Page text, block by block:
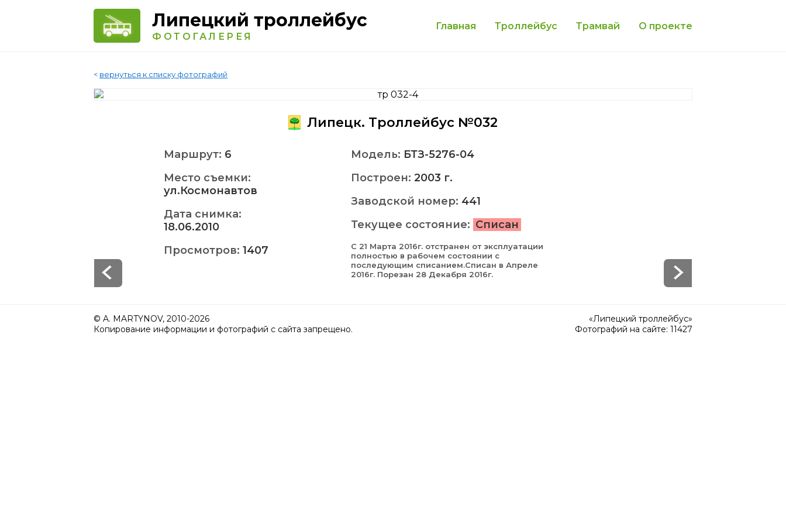
Липецкий троллейбус
ФОТОГАЛЕРЕЯ
Главная Троллейбус Трамвай О проекте
< вернуться к списку фотографий
Липецк. Троллейбус №032
Маршрут: 6
Место съемки:
ул.Космонавтов
Дата снимка:
18.06.2010
Просмотров: 1407
Модель: БТЗ-5276-04
Построен: 2003 г.
Заводской номер: 441
Текущее состояние: Списан
С 21 Марта 2016г. отстранен от эксплуатации
полностью в рабочем состоянии с
последующим списанием.Списан в Апреле
2016г. Порезан 28 Декабря 2016г.
© A. MARTYNOV, 2010-2026
Копирование информации и фотографий с сайта запрещено.
«Липецкий троллейбус»
Фотографий на сайте: 11427